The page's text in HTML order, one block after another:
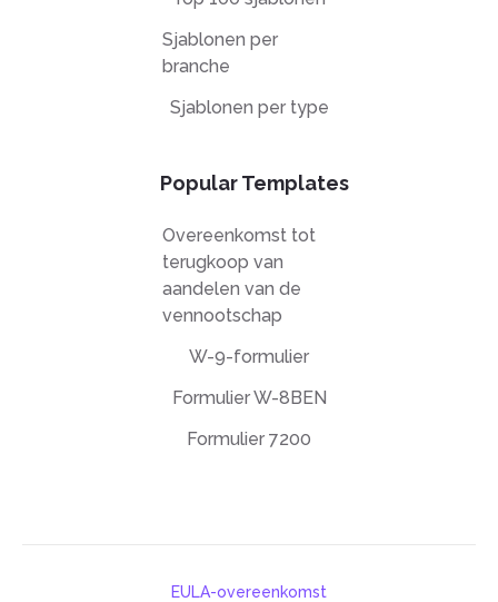
Sjablonen per
branche
Sjablonen per type
Popular Templates
Overeenkomst tot
terugkoop van
aandelen van de
vennootschap
W-9-formulier
Formulier W-8BEN
Formulier 7200
EULA-overeenkomst